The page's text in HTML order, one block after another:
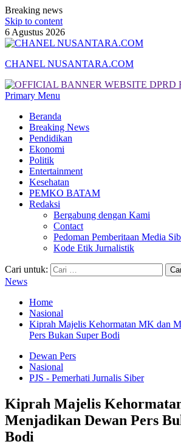
Breaking news
Skip to content
6 Agustus 2026
CHANEL NUSANTARA.COM
Primary Menu
Beranda
Breaking News
Pendidikan
Ekonomi
Politik
Entertainment
Kesehatan
PEMKO BATAM
Redaksi
Bergabung dengan Kami
Contact
Pedoman Pemberitaan Media
Kode Etik Jurnalistik
Cari untuk:
News
Home
Nasional
Kiprah Majelis Kehormatan MK dan
Pers Bukan Super Bodi
Dewan Pers
Nasional
PJS - Pemerhati Jurnalis Siber
Kiprah Majelis
Menjadikan Dewan Pers
Bodi